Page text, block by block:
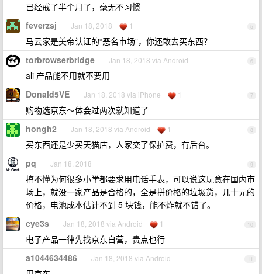
已经戒了半个月了，毫无不习惯
5
feverzsj Jan 18, 2018 1
马云家是美帝认证的“恶名市场”，你还敢去买东西？
6
torbrowserbridge Jan 18, 2018 via Android
ali 产品能不用就不要用
7
Donald5VE Jan 18, 2018 via iPhone 1
购物选京东～体会过两次就知道了
8
hongh2 Jan 18, 2018 via Android 1
买东西还是少买天猫店，人家交了保护费，有后台。
9
pq Jan 18, 2018
搞不懂为何很多小学都要求用电话手表，可以说这玩意在国内市
场上，就没一家产品是合格的，全是拼价格的垃圾货，几十元的
价格，电池成本估计不到 5 块钱，能不炸就不错了。
10
cye3s Jan 18, 2018 via Android 1
电子产品一律先找京东自营，贵点也行
11
a1044634486 Jan 18, 2018 via Android